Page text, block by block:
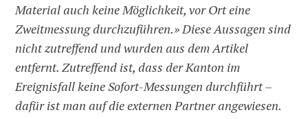
Material auch keine Möglichkeit, vor Ort eine
Zweitmessung durchzuführen.» Diese Aussagen sind
nicht zutreffend und wurden aus dem Artikel
entfernt. Zutreffend ist, dass der Kanton im
Ereignisfall keine Sofort-Messungen durchführt –
dafür ist man auf die externen Partner angewiesen.